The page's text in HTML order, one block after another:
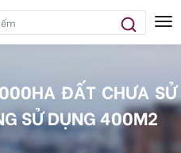
ĐẤT CHƯA SỬ
SỬ DỤNG 400M2